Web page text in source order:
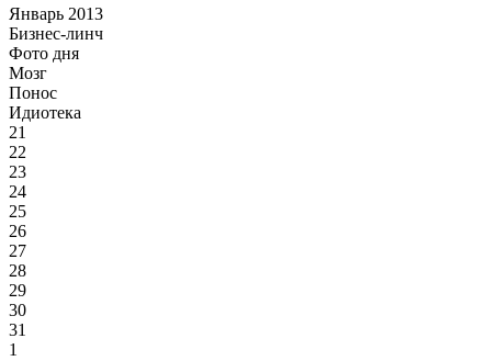
Январь 2013
Бизнес-линч
Фото дня
Мозг
Понос
Идиотека
21
22
23
24
25
26
27
28
29
30
31
1